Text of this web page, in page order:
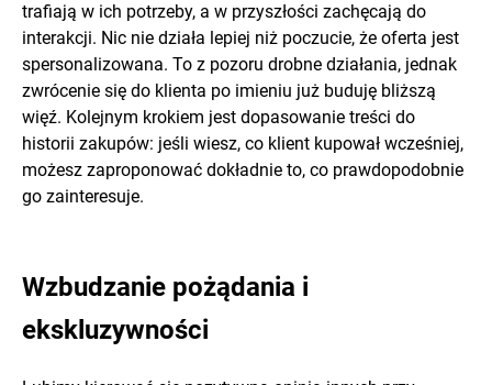
trafiają w ich potrzeby, a w przyszłości zachęcają do
interakcji. Nic nie działa lepiej niż poczucie, że oferta jest
spersonalizowana. To z pozoru drobne działania, jednak
zwrócenie się do klienta po imieniu już buduję bliższą
więź. Kolejnym krokiem jest dopasowanie treści do
historii zakupów: jeśli wiesz, co klient kupował wcześniej,
możesz zaproponować dokładnie to, co prawdopodobnie
go zainteresuje.
Wzbudzanie pożądania i
ekskluzywności